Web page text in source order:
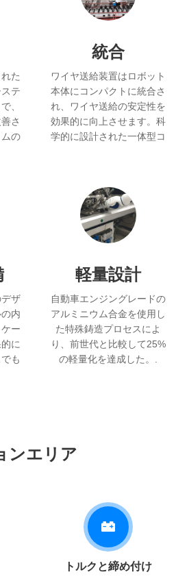
た
テ
、
さ
の
統合
ワイヤ送給装置はロボット
本体にコンパクトに統合さ
れ、ワイヤ送給の安定性を
効果的に向上させます。科
学的に設計された一体型コ
させます。.
ザ
内
ー
に
も
軽量設計
自動車エンジングレードの
アルミニウム合金を使用し
た特殊鋳造プロセスによ
り、前世代と比較して25%
の軽量化を達成した。.
ンエリア
トルクと締め付け